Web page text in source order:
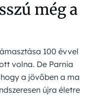
még a
100 évvel
volna. De Parnia
a jövőben a ma
újra életre